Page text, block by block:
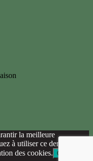
la meilleure
à utiliser ce dernier, nous
des cookies. Ok